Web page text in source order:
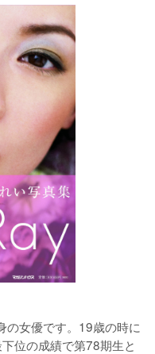
女優です。19歳の時に
位の成績で第78期生と